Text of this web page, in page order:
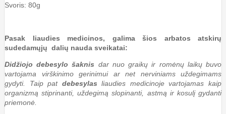
Svoris: 80g
Pasak liaudies medicinos, galima šios arbatos atskirų
sudedamųjų dalių nauda sveikatai:
Didžiojo debesylo šaknis dar nuo graikų ir romėnų laikų buvo
vartojama virškinimo gerinimui ar net nerviniams uždegimams
gydyti. Taip pat debesylas liaudies medicinoje vartojamas kaip
organizmą stiprinanti, uždegimą slopinanti, astmą ir kosulį gydanti
priemonė.